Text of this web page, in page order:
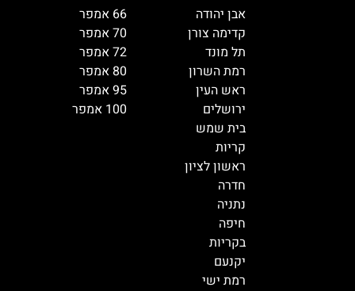
66 אמפר
70 אמפר
72 אמפר
80 אמפר
95 אמפר
100 אמפר
אבן יהודה
קדימה צורן
תל מונד
רמת השרון
ראש העין
ירושלים
בית שמש
קריות
ראשון לציון
חדרה
נתניה
חיפה
בקריות
יקנעם
רמת ישי